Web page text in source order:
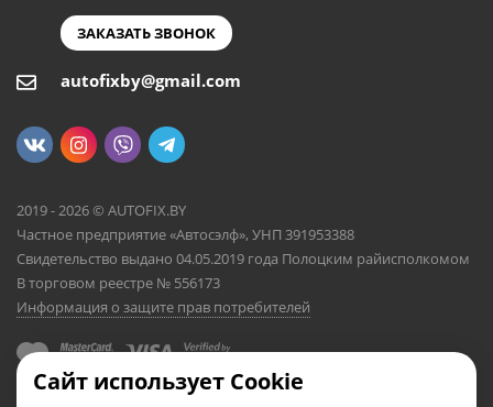
ЗАКАЗАТЬ ЗВОНОК
autofixby@gmail.com
2019 - 2026 © AUTOFIX.BY
Частное предприятие «Автосэлф», УНП 391953388
Свидетельство выдано 04.05.2019 года Полоцким райисполкомом
В торговом реестре № 556173
Информация о защите прав потребителей
Сайт использует Cookie